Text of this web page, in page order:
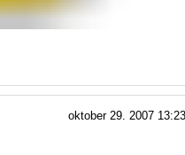
oktober 29. 2007 13:23